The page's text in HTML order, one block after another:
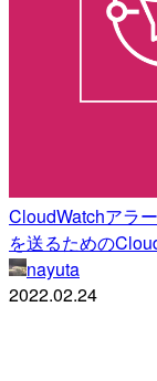
CloudWatchアラ
を送るための
nayuta
2022.02.24